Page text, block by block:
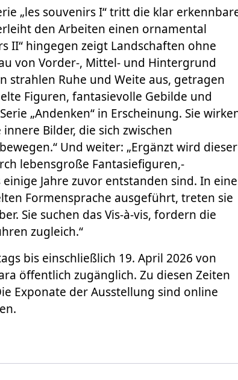
„les souvenirs I“ tritt die klar
den Arbeiten einen ornamental
II“ hingegen zeigt Landschaften ohne
von Vorder-, Mittel- und Hintergrund
strahlen Ruhe und Weite aus, getragen
Figuren, fantasievolle Gebilde und
„Andenken“ in Erscheinung. Sie
Bilder, die sich zwischen
Und weiter: „Ergänzt wird dieser
lebensgroße Fantasiefiguren,-
Jahre zuvor entstanden sind. In
Formensprache ausgeführt, treten sie
Sie suchen das Vis-à-vis, fordern die
zugleich.“
bis einschließlich 19. April 2026 von
öffentlich zugänglich. Zu diesen Zeiten
Exponate der Ausstellung sind online